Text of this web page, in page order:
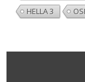
HELLA 3